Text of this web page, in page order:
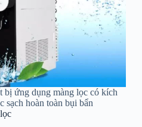
bị ứng dụng màng lọc có kích
sạch hoàn toàn bụi bẩn